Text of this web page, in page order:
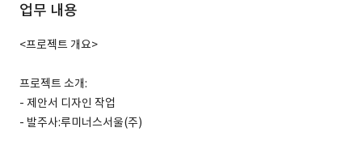
업무 내용
<프로젝트 개요>
프로젝트 소개:
- 제안서 디자인 작업
- 발주사:루미너스서울(주)